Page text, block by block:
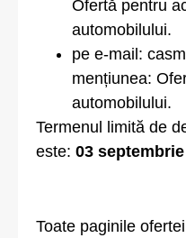
Ofertă pentru
automobilului.
pe e-mail:
mențiunea:
automobilului.
Termenul limită de
este: 03 septembrie
Toate paginile